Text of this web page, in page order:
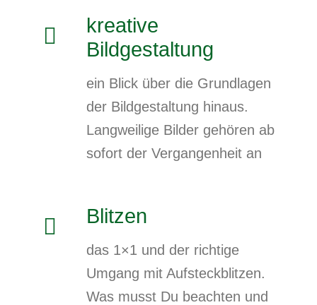
kreative
Bildgestaltung
ein Blick über die Grundlagen
der Bildgestaltung hinaus.
Langweilige Bilder gehören ab
sofort der Vergangenheit an
Blitzen
das 1×1 und der richtige
Umgang mit Aufsteckblitzen.
Was musst Du beachten und